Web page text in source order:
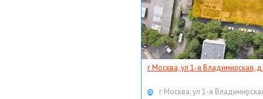
г Москва, ул 1-я Владимирская, д
г Москва, ул 1-я